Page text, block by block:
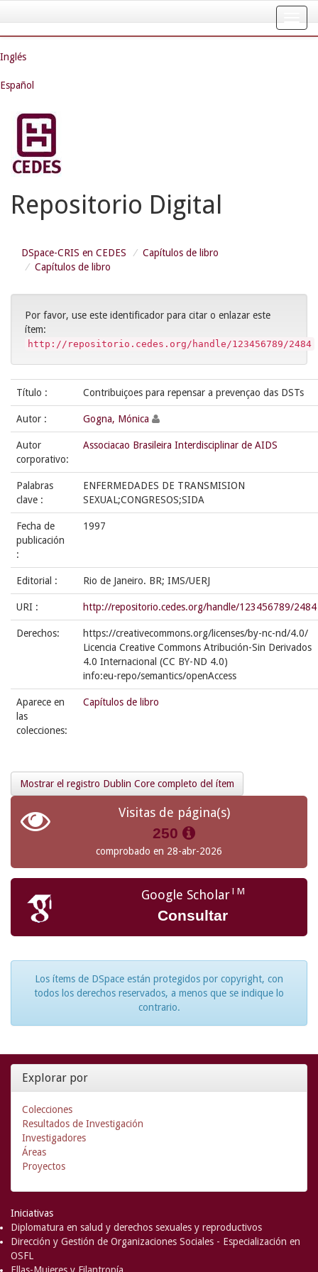
navigation
Inglés
Español
Repositorio Digital
DSpace-CRIS en CEDES
Capítulos de libro
Capítulos de libro
Por favor, use este identificador para citar o enlazar este
ítem:
http://repositorio.cedes.org/handle/123456789/2484
Título : Contribuiçoes para repensar a prevençao das DSTs
Autor : Gogna, Mónica
Autor
corporativo:
Associacao Brasileira Interdisciplinar de AIDS
Palabras
clave :
ENFERMEDADES DE TRANSMISION
SEXUAL;CONGRESOS;SIDA
Fecha de
publicación
:
1997
Editorial : Rio de Janeiro. BR; IMS/UERJ
URI : http://repositorio.cedes.org/handle/123456789/2484
Derechos:
https://creativecommons.org/licenses/by-nc-nd/4.0/
Licencia Creative Commons Atribución-Sin Derivados
4.0 Internacional (CC BY-ND 4.0)
info:eu-repo/semantics/openAccess
Aparece en
las
colecciones:
Capítulos de libro
Mostrar el registro Dublin Core completo del ítem
Visitas de página(s)
250
comprobado en 28-abr-2026
Google ScholarTM
Consultar
Los ítems de DSpace están protegidos por copyright, con
todos los derechos reservados, a menos que se indique lo
contrario.
Explorar por
Colecciones
Resultados de Investigación
Investigadores
Áreas
Proyectos
Iniciativas
Diplomatura en salud y derechos sexuales y reproductivos
Dirección y Gestión de Organizaciones Sociales - Especialización en
OSFL